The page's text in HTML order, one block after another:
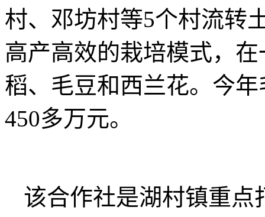
村、邓坊村等5个村流转
高产高效的栽培模式，
稻、毛豆和西兰花。今
450多万元。
该合作社是湖村镇重点